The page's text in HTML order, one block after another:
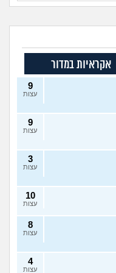
אקראיות במדור
9
עצות
9
עצות
3
עצות
10
עצות
8
עצות
4
עצות